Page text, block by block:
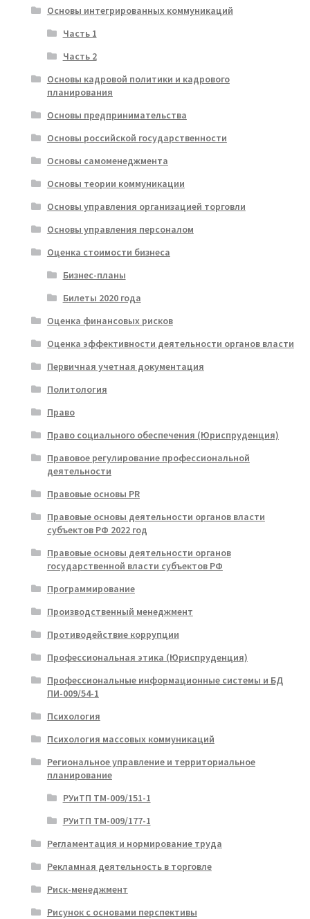
Основы интегрированных коммуникаций
Часть 1
Часть 2
Основы кадровой политики и кадрового
планирования
Основы предпринимательства
Основы российской государственности
Основы самоменеджмента
Основы теории коммуникации
Основы управления организацией торговли
Основы управления персоналом
Оценка стоимости бизнеса
Бизнес-планы
Билеты 2020 года
Оценка финансовых рисков
Оценка эффективности деятельности органов власти
Первичная учетная документация
Политология
Право
Право социального обеспечения (Юриспруденция)
Правовое регулирование профессиональной
деятельности
Правовые основы PR
Правовые основы деятельности органов власти
субъектов РФ 2022 год
Правовые основы деятельности органов
государственной власти субъектов РФ
Программирование
Производственный менеджмент
Противодействие коррупции
Профессиональная этика (Юриспруденция)
Профессиональные информационные системы и БД
ПИ-009/54-1
Психология
Психология массовых коммуникаций
Региональное управление и территориальное
планирование
РУиТП ТМ-009/151-1
РУиТП ТМ-009/177-1
Регламентация и нормирование труда
Рекламная деятельность в торговле
Риск-менеджмент
Рисунок с основами перспективы